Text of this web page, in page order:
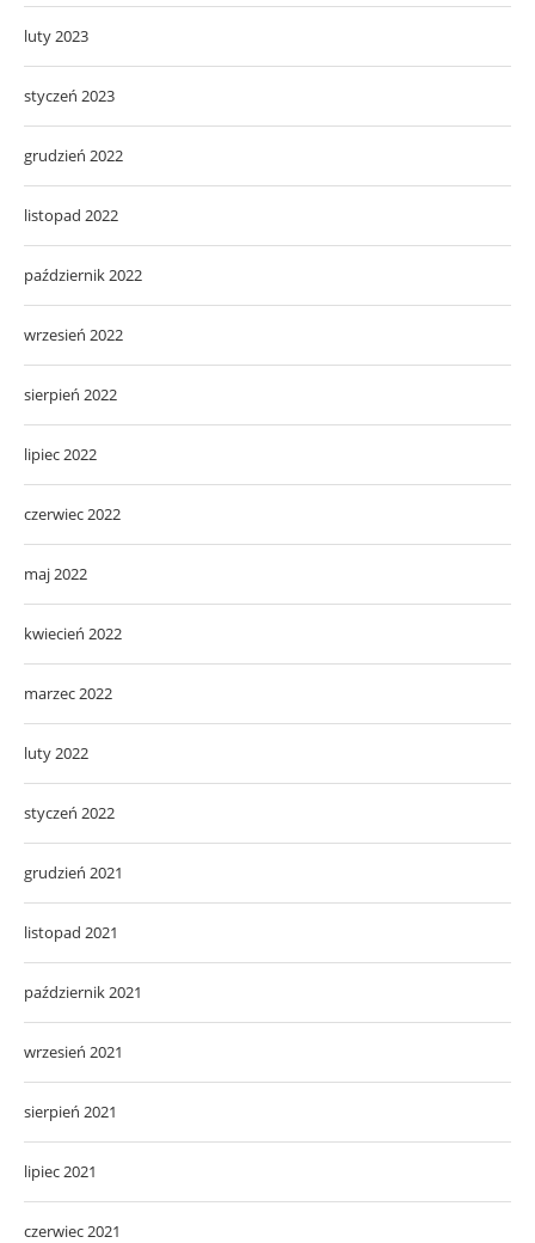
luty 2023
styczeń 2023
grudzień 2022
listopad 2022
październik 2022
wrzesień 2022
sierpień 2022
lipiec 2022
czerwiec 2022
maj 2022
kwiecień 2022
marzec 2022
luty 2022
styczeń 2022
grudzień 2021
listopad 2021
październik 2021
wrzesień 2021
sierpień 2021
lipiec 2021
czerwiec 2021